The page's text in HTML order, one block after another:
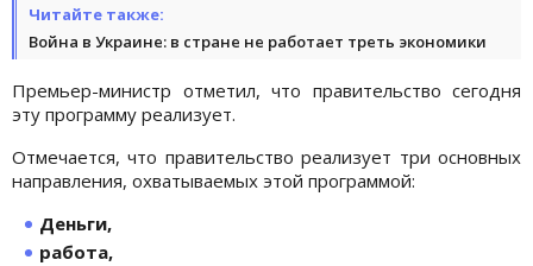
Читайте также:
Война в Украине: в стране не работает треть экономики
Премьер-министр отметил, что правительство сегодня
эту программу реализует.
Отмечается, что правительство реализует три основных
направления, охватываемых этой программой:
Деньги,
работа,